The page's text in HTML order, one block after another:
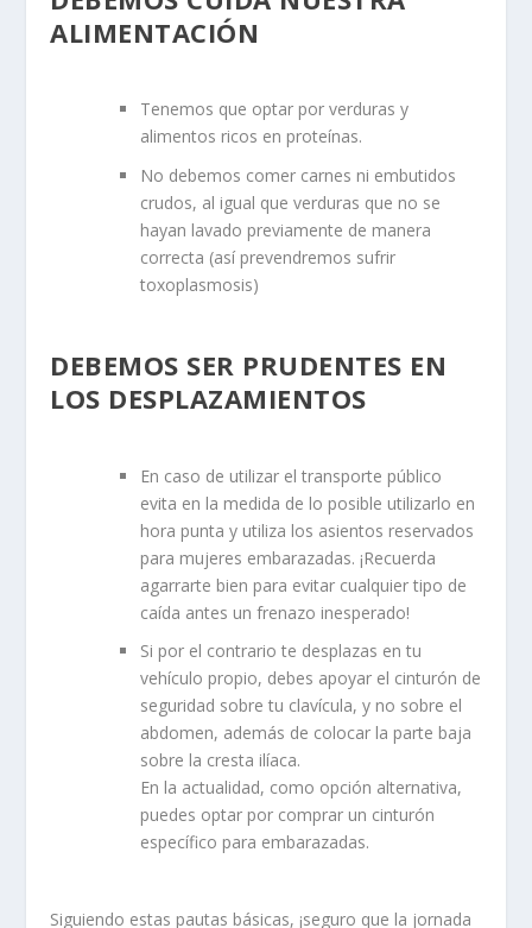
ALIMENTACIÓN
Tenemos que optar por verduras y
alimentos ricos en proteínas.
No debemos comer carnes ni embutidos
crudos, al igual que verduras que no se
hayan lavado previamente de manera
correcta (así prevendremos sufrir
toxoplasmosis)
DEBEMOS SER PRUDENTES EN
LOS DESPLAZAMIENTOS
En caso de utilizar el transporte público
evita en la medida de lo posible utilizarlo en
hora punta y utiliza los asientos reservados
para mujeres embarazadas. ¡Recuerda
agarrarte bien para evitar cualquier tipo de
caída antes un frenazo inesperado!
Si por el contrario te desplazas en tu
vehículo propio, debes apoyar el cinturón de
seguridad sobre tu clavícula, y no sobre el
abdomen, además de colocar la parte baja
sobre la cresta ilíaca.
En la actualidad, como opción alternativa,
puedes optar por comprar un cinturón
específico para embarazadas.
Siguiendo estas pautas básicas, ¡seguro que la jornada